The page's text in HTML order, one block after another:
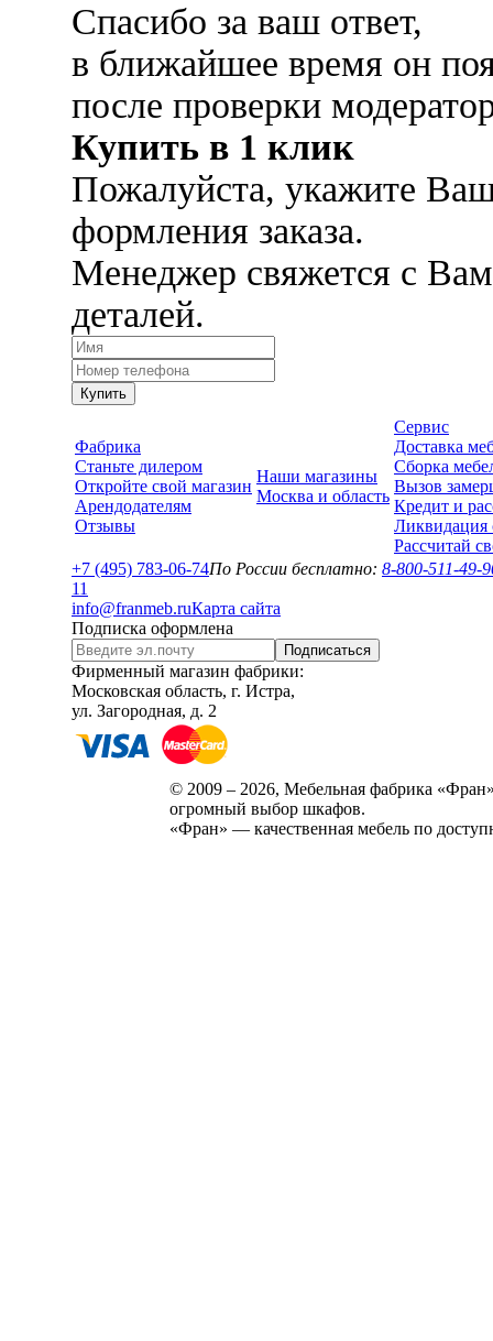
Спасибо за ваш ответ,
в ближайшее время он
после проверки
Купить в 1 клик
Пожалуйста, укажите
формления заказа.
Менеджер свяжется с
деталей.
Купить
Фабрика
Станьте дилером
Откройте свой магазин
Арендодателям
Отзывы
Наши магазины
Москва и область
Сервис
Доставка
Сборка
Вызов
Кредит и
Ликвидация
Рассчитай
+7 (495) 783-06-74По России бесплатно: 8-800-511-49-
11
info@franmeb.ruКарта сайта
Подписка оформлена
Подписаться
Фирменный магазин фабрики:
Московская область, г. Истра,
ул. Загородная, д. 2
© 2009 – 2026, Мебельная фабрика
огромный выбор шкафов.
«Фран» — качественная мебель по